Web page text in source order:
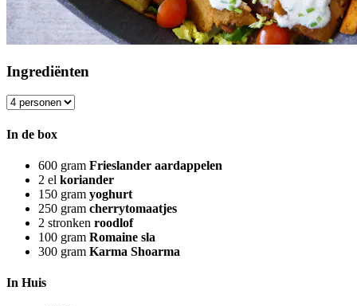
Ingrediënten
In de box
600 gram Frieslander aardappelen
2 el koriander
150 gram yoghurt
250 gram cherrytomaatjes
2 stronken roodlof
100 gram Romaine sla
300 gram Karma Shoarma
In Huis